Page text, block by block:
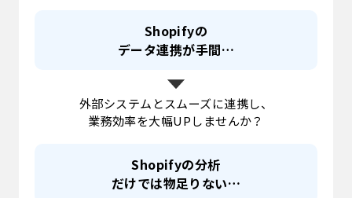
Shopifyの
データ連携が手間…
外部システムとスムーズに連携し、
業務効率を大幅UPしませんか？
Shopifyの分析
だけでは物足りない…